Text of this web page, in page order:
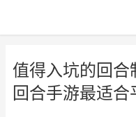
值得入坑的回合
回合手游最适合